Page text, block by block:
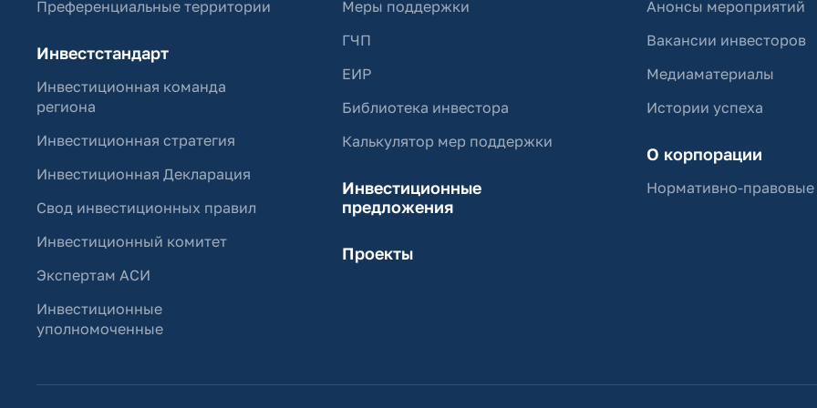
Преференциальные территории
Инвестстандарт
Инвестиционная команда
региона
Инвестиционная стратегия
Инвестиционная Декларация
Свод инвестиционных правил
Инвестиционный комитет
Экспертам АСИ
Инвестиционные
уполномоченные
Меры поддержки
ГЧП
ЕИР
Библиотека инвестора
Калькулятор мер поддержки
Инвестиционные
предложения
Проекты
Анонсы мероприятий
Вакансии инвесторов
Медиаматериалы
Истории успеха
О корпорации
Нормативно-правовые